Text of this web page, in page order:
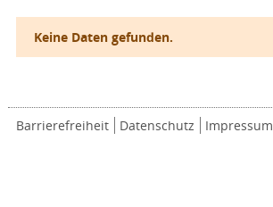
Keine Daten gefunden.
Barrierefreiheit Datenschutz Impressum